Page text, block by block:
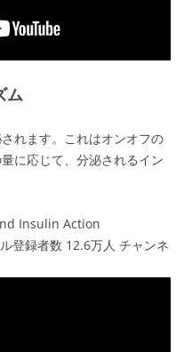
ム
れます。これはオンオフの
に応じて、分泌されるイン
Insulin Action
登録者数 12.6万人 チャンネ